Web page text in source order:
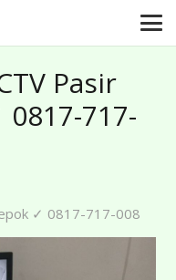
Pasir
717-
✓ 0817-717-008